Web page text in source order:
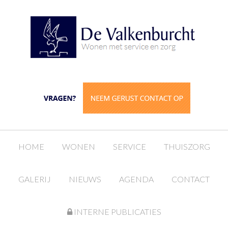
HOME WONEN SERVICE THUISZORG
GALERIJ NIEUWS AGENDA CONTACT
INTERNE PUBLICATIES